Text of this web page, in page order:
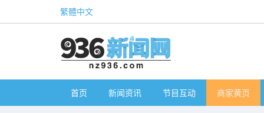
繁體中文
首页 新闻资讯 节目互动 商家黄页